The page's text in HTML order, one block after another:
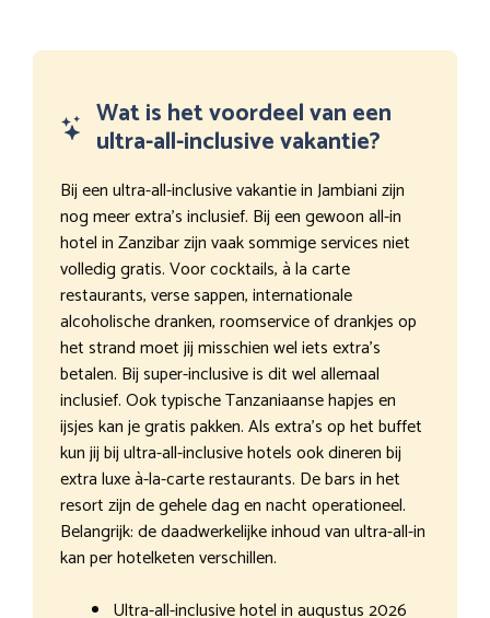
Wat is het voordeel van een
ultra-all-inclusive vakantie?
Bij een ultra-all-inclusive vakantie in Jambiani zijn
nog meer extra’s inclusief. Bij een gewoon all-in
hotel in Zanzibar zijn vaak sommige services niet
volledig gratis. Voor cocktails, à la carte
restaurants, verse sappen, internationale
alcoholische dranken, roomservice of drankjes op
het strand moet jij misschien wel iets extra’s
betalen. Bij super-inclusive is dit wel allemaal
inclusief. Ook typische Tanzaniaanse hapjes en
ijsjes kan je gratis pakken. Als extra’s op het buffet
kun jij bij ultra-all-inclusive hotels ook dineren bij
extra luxe à-la-carte restaurants. De bars in het
resort zijn de gehele dag en nacht operationeel.
Belangrijk: de daadwerkelijke inhoud van ultra-all-in
kan per hotelketen verschillen.
Ultra-all-inclusive hotel in augustus 2026